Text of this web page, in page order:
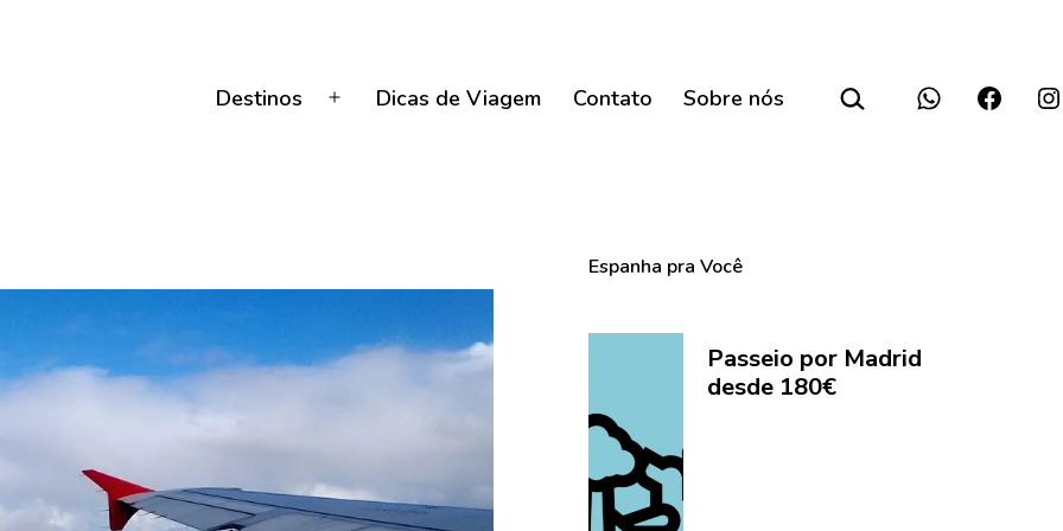
Destinos
AbrirDicas de Viagem Contato Sobre nós Pesquisar…
Espanha pra Você
Passeio por Madrid
desde 180€